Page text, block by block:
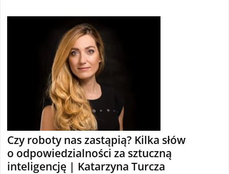
Czy roboty nas zastąpią? Kilka słów
o odpowiedzialności za sztuczną
inteligencję | Katarzyna Turcza